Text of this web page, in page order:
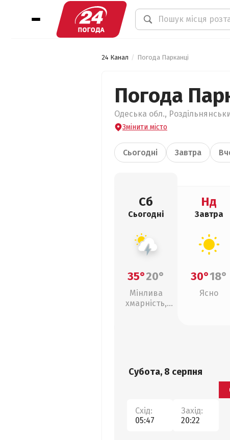
24 Канал Погода Парканці
Погода
Одеська обл.,
Змінити місто
Сьогодні Завтра
Сб
Сьогодні
35°20°
Мінлива
хмарність,
Нд
Завтра
30°18°
Ясно
Субота, 8 серпня
Схід:
05:47
Захід:
20:22